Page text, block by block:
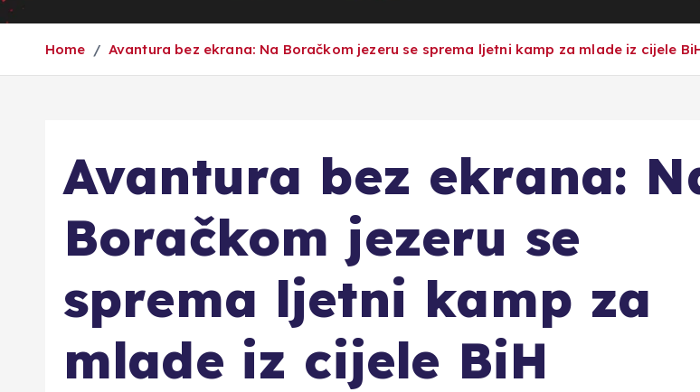
Home Avantura bez ekrana: Na Boračkom jezeru se sprema ljetni kamp za mlade iz cijele
Avantura bez ekrana:
Boračkom jezeru se
sprema ljetni kamp za
mlade iz cijele BiH